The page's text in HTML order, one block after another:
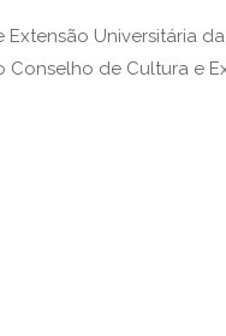
Universitária
de Cultura e